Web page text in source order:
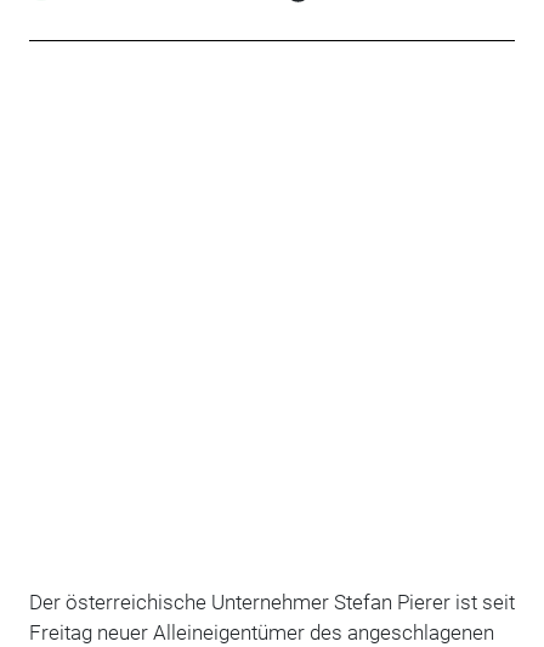
Der österreichische Unternehmer Stefan Pierer ist seit
Freitag neuer Alleineigentümer des angeschlagenen